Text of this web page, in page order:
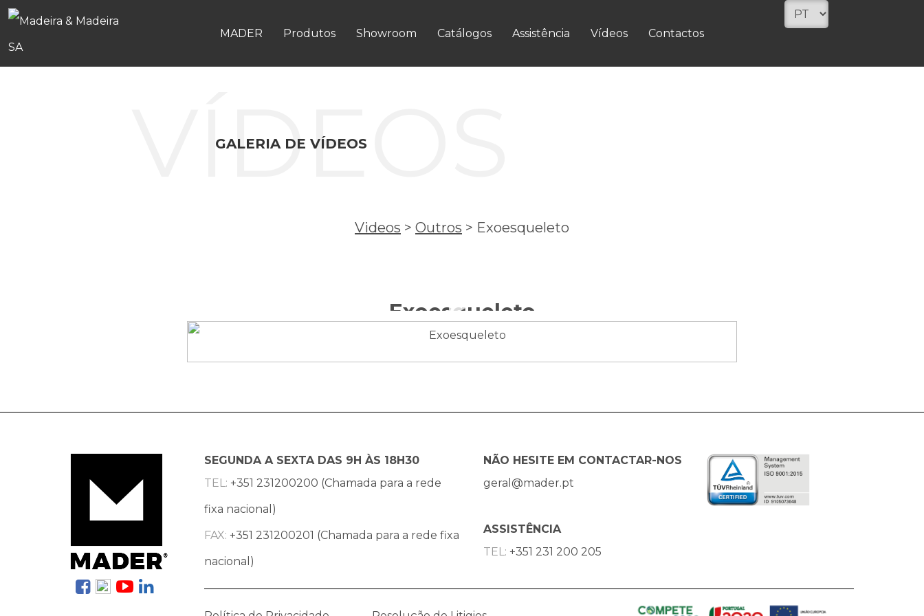
MADER Produtos Showroom Catálogos Assistência Vídeos Contactos
VÍDEOS
GALERIA DE VÍDEOS
Videos > Outros > Exoesqueleto
Exoesqueleto
SEGUNDA A SEXTA DAS 9H ÀS 18H30
TEL: +351 231200200 (Chamada para a rede
fixa nacional)
FAX: +351 231200201 (Chamada para a rede fixa
nacional)
NÃO HESITE EM CONTACTAR-NOS
geral@mader.pt
ASSISTÊNCIA
TEL:+351 231 200 205